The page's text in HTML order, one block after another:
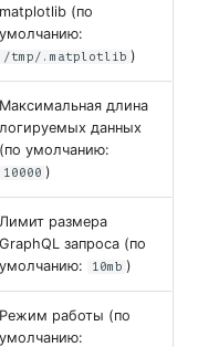
matplotlib (по
умолчанию:
/tmp/.matplotlib )
Максимальная длина
логируемых данных
(по умолчанию:
10000 )
Лимит размера
GraphQL запроса (по
умолчанию:
10mb )
Режим работы (по
умолчанию: